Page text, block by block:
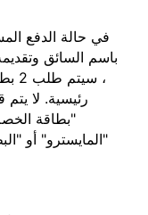
في حالة الدفع
باسم السائق
،
رئيسية. لا
"بطاقة
"المايسترو" أو